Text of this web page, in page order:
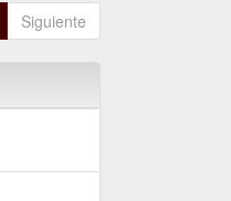
Siguiente